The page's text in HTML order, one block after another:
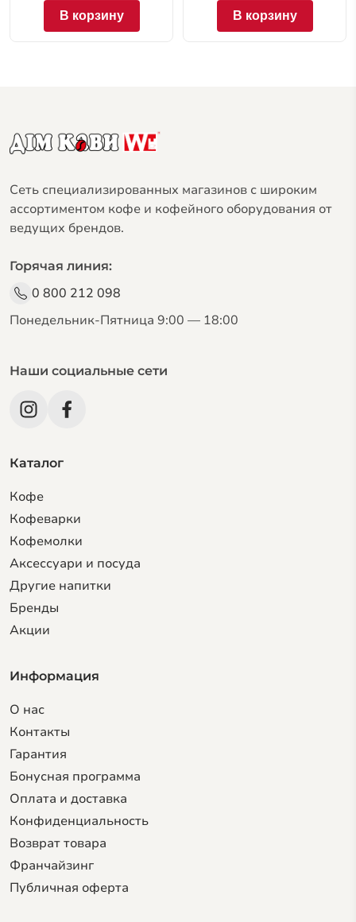
В корзину В корзину
Сеть специализированных магазинов с широким
ассортиментом кофе и кофейного оборудования от
ведущих брендов.
Горячая линия:
0 800 212 098
Понедельник-Пятница 9:00 — 18:00
Наши социальные сети
Каталог
Кофе
Кофеварки
Кофемолки
Аксессуари и посуда
Другие напитки
Бренды
Акции
Информация
О нас
Контакты
Гарантия
Бонусная программа
Оплата и доставка
Конфиденциальность
Возврат товара
Франчайзинг
Публичная оферта